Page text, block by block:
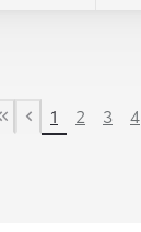
First Page
Tidligere side
1 2 3 4